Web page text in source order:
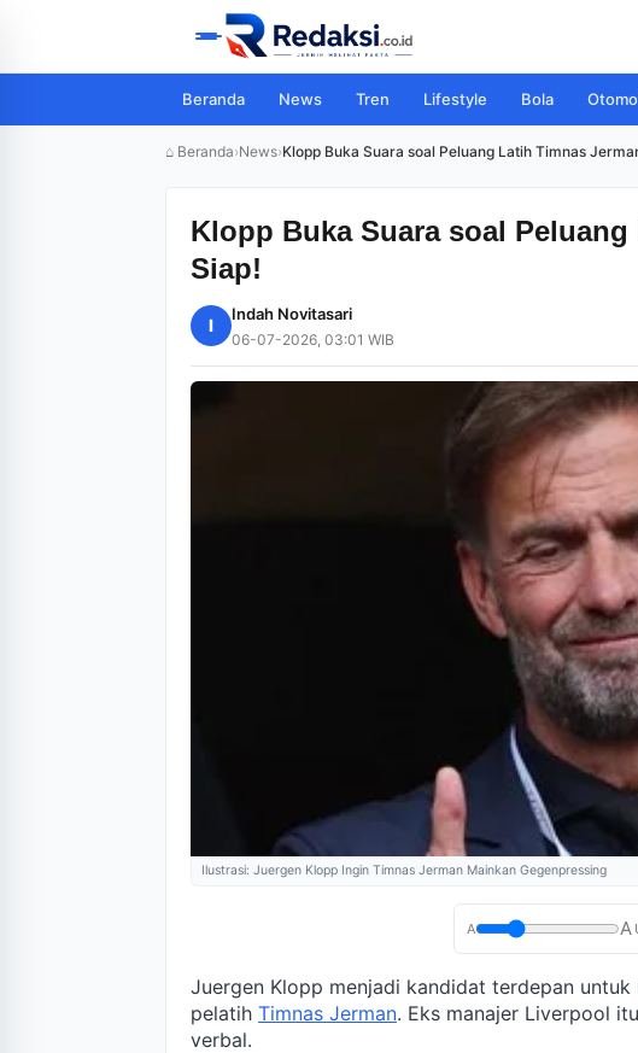
Beranda News Tren Lifestyle Bola
⌂ Beranda›News›Klopp Buka Suara soal Peluang Latih Timnas
Klopp Buka Suara soal
Siap!
I
Indah Novitasari
06-07-2026, 03:01 WIB
Ilustrasi: Juergen Klopp Ingin Timnas Jerman Mainkan Gegenpressing
A A
Juergen Klopp menjadi kandidat terdepan
pelatih Timnas Jerman. Eks manajer Liverpool
verbal.